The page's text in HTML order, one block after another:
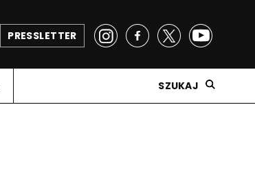
PRESSLETTER
SZUKAJ